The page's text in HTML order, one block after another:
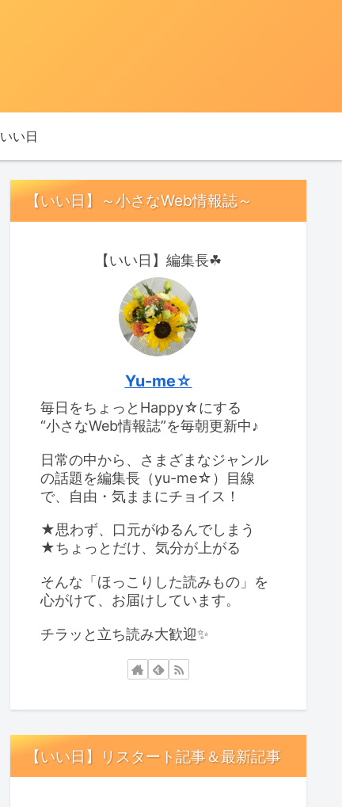
いい日
【いい日】～小さなWeb情報誌～
【いい日】編集長☘
Yu-me☆
毎日をちょっとHappy☆にする
“小さなWeb情報誌”を毎朝更新中♪
日常の中から、さまざまなジャンル
の話題を編集長（yu-me☆）目線
で、自由・気ままにチョイス！
★思わず、口元がゆるんでしまう
★ちょっとだけ、気分が上がる
そんな「ほっこりした読みもの」を
心がけて、お届けしています。
チラッと立ち読み大歓迎✨️
【いい日】リスタート記事＆最新記事